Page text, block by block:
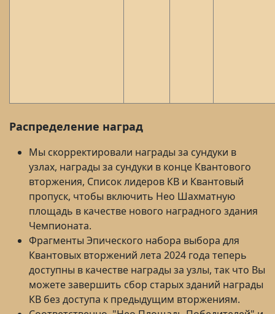
Распределение наград
Мы скорректировали награды за сундуки в
узлах, награды за сундуки в конце Квантового
вторжения, Список лидеров КВ и Квантовый
пропуск, чтобы включить Нео Шахматную
площадь в качестве нового наградного здания
Чемпионата.
Фрагменты Эпического набора выбора для
Квантовых вторжений лета 2024 года теперь
доступны в качестве награды за узлы, так что Вы
можете завершить сбор старых зданий награды
КВ без доступа к предыдущим вторжениям.